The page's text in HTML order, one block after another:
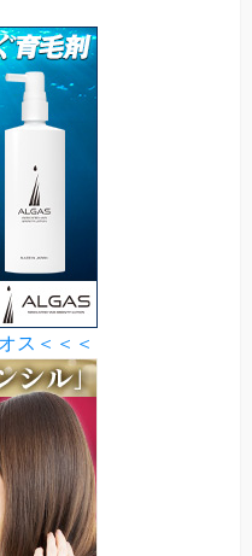
ス＜＜＜